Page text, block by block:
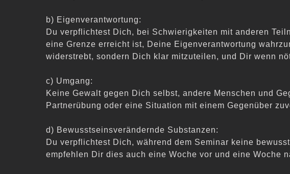
b) Eigenverantwortung:
Du verpflichtest Dich, bei Schwierigkeiten mit anderen
eine Grenze erreicht ist, Deine Eigenverantwortung
widerstrebt, sondern Dich klar mitzuteilen, und Dir wenn
c) Umgang:
Keine Gewalt gegen Dich selbst, andere Menschen und
Partnerübung oder eine Situation mit einem Gegenüber
d) Bewusstseinsverändernde Substanzen:
Du verpflichtest Dich, während dem Seminar keine
empfehlen Dir dies auch eine Woche vor und eine Woche